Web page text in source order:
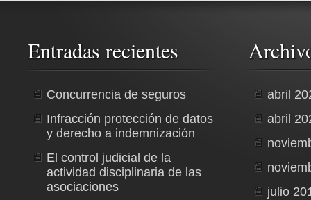
Entradas recientes
Concurrencia de seguros
Infracción protección de datos
y derecho a indemnización
El control judicial de la
actividad disciplinaria de las
asociaciones
abril
abril
julio